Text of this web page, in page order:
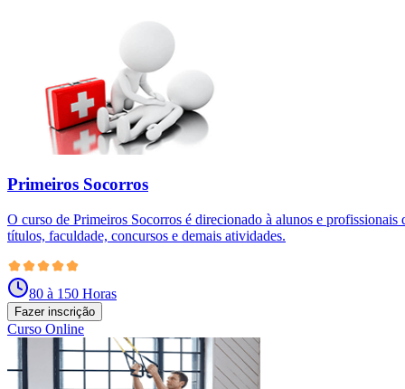
Primeiros Socorros
O curso de Primeiros Socorros é direcionado à alunos e
títulos, faculdade, concursos e demais atividades.
80 à 150 Horas
Fazer inscrição
Curso Online